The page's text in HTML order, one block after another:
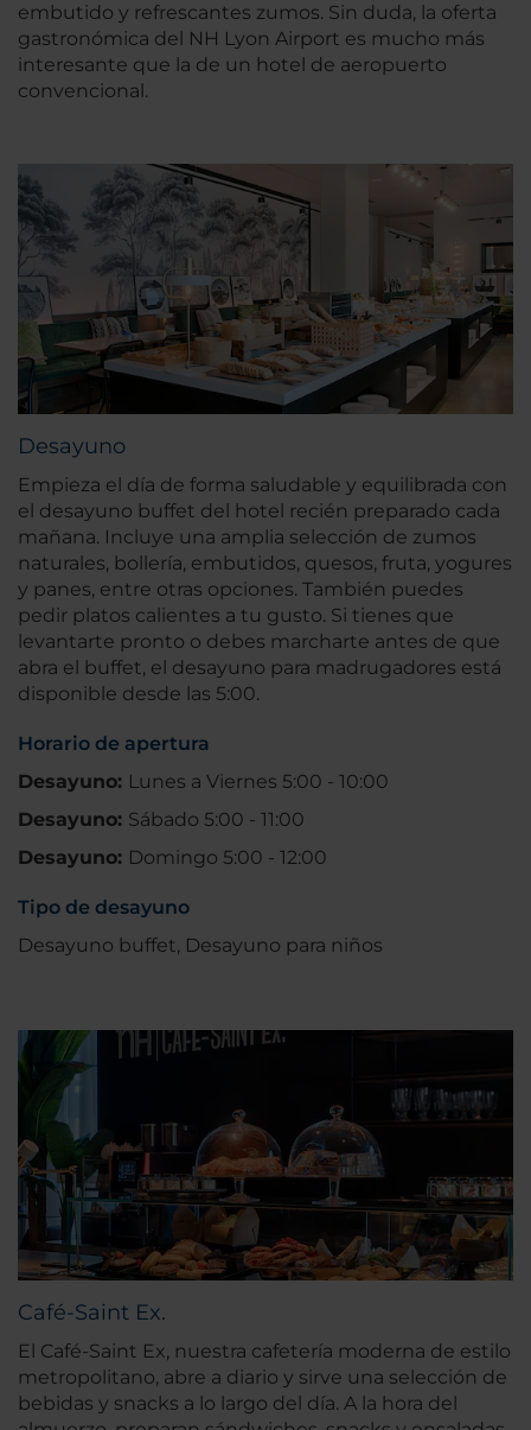
embutido y refrescantes zumos. Sin duda, la oferta
gastronómica del NH Lyon Airport es mucho más
interesante que la de un hotel de aeropuerto
convencional.
Desayuno
Empieza el día de forma saludable y equilibrada con
el desayuno buffet del hotel recién preparado cada
mañana. Incluye una amplia selección de zumos
naturales, bollería, embutidos, quesos, fruta, yogures
y panes, entre otras opciones. También puedes
pedir platos calientes a tu gusto. Si tienes que
levantarte pronto o debes marcharte antes de que
abra el buffet, el desayuno para madrugadores está
disponible desde las 5:00.
Horario de apertura
Desayuno: Lunes a Viernes 5:00 - 10:00
Desayuno: Sábado 5:00 - 11:00
Desayuno: Domingo 5:00 - 12:00
Tipo de desayuno
Desayuno buffet, Desayuno para niños
Café-Saint Ex.
El Café-Saint Ex, nuestra cafetería moderna de estilo
metropolitano, abre a diario y sirve una selección de
bebidas y snacks a lo largo del día. A la hora del